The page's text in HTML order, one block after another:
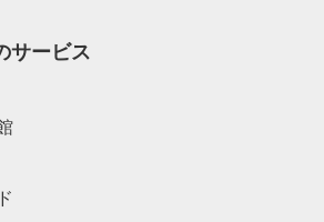
サービス